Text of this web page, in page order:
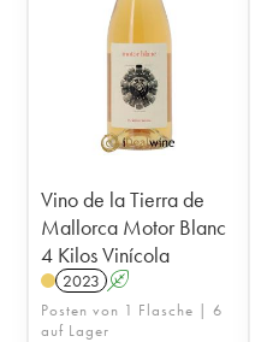
Vino de la Tierra de
Mallorca Motor Blanc
4 Kilos Vinícola
2023 A
Posten von 1 Flasche | 6
auf Lager